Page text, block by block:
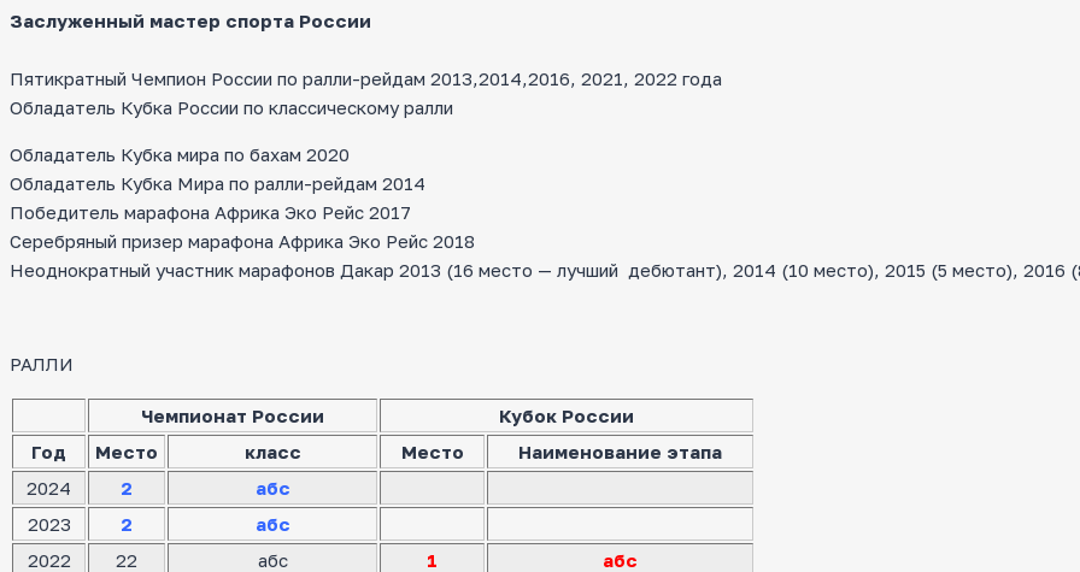
Заслуженный мастер спорта России
Пятикратный Чемпион России по ралли-рейдам 2013,2014,2016, 2021, 2022 года
Обладатель Кубка России по классическому ралли
Обладатель Кубка мира по бахам 2020
Обладатель Кубка Мира по ралли-рейдам 2014
Победитель марафона Африка Эко Рейс 2017
Серебряный призер марафона Африка Эко Рейс 2018
Неоднократный участник марафонов Дакар 2013 (16 место — лучший дебютант), 2014 (10 место), 2015 (5 место), 2016
РАЛЛИ
Чемпионат России
Кубок России
Год
Место класс Место
Наименование этапа
2024
2
абс
2023
2
абс
2022
22 абс 1 абс